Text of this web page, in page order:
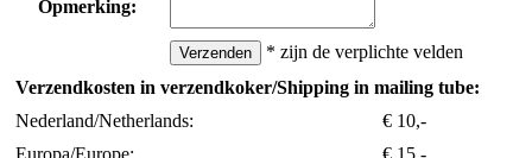
Opmerking:
* zijn de verplichte velden
Verzendkosten in verzendkoker/Shipping in mailing tube:
Nederland/Netherlands:
€ 10,-
Europa/Europe:
€ 15,-